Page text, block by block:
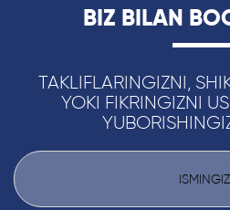
BIZ BILAN
TAKLIFLARINGIZNI,
YOKI FIKRINGIZNI